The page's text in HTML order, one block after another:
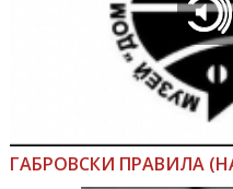
ГАБРОВСКИ ПРАВИЛА